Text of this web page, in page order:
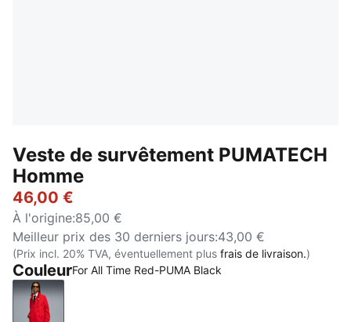
Veste de survêtement PUMATECH
Homme
46,00 €
À l'origine:85,00 €
Meilleur prix des 30 derniers jours:43,00 €
(Prix incl. 20% TVA, éventuellement plus frais de livraison.)
CouleurFor All Time Red-PUMA Black
For All Time Red-PUMA Black